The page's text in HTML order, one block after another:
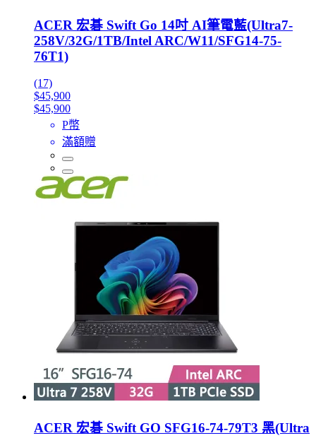
ACER 宏碁 Swift Go 14吋 AI筆電藍(Ultra7-
258V/32G/1TB/Intel ARC/W11/SFG14-75-
76T1)
(17)
$45,900
$45,900
P幣
滿額贈
ACER 宏碁 Swift GO SFG16-74-79T3 黑(Ultra